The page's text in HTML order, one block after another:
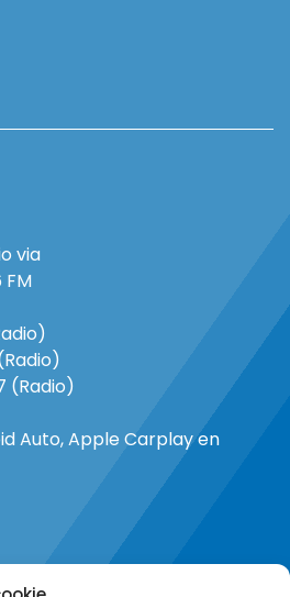
via
FM
(Radio)
Auto, Apple Carplay en